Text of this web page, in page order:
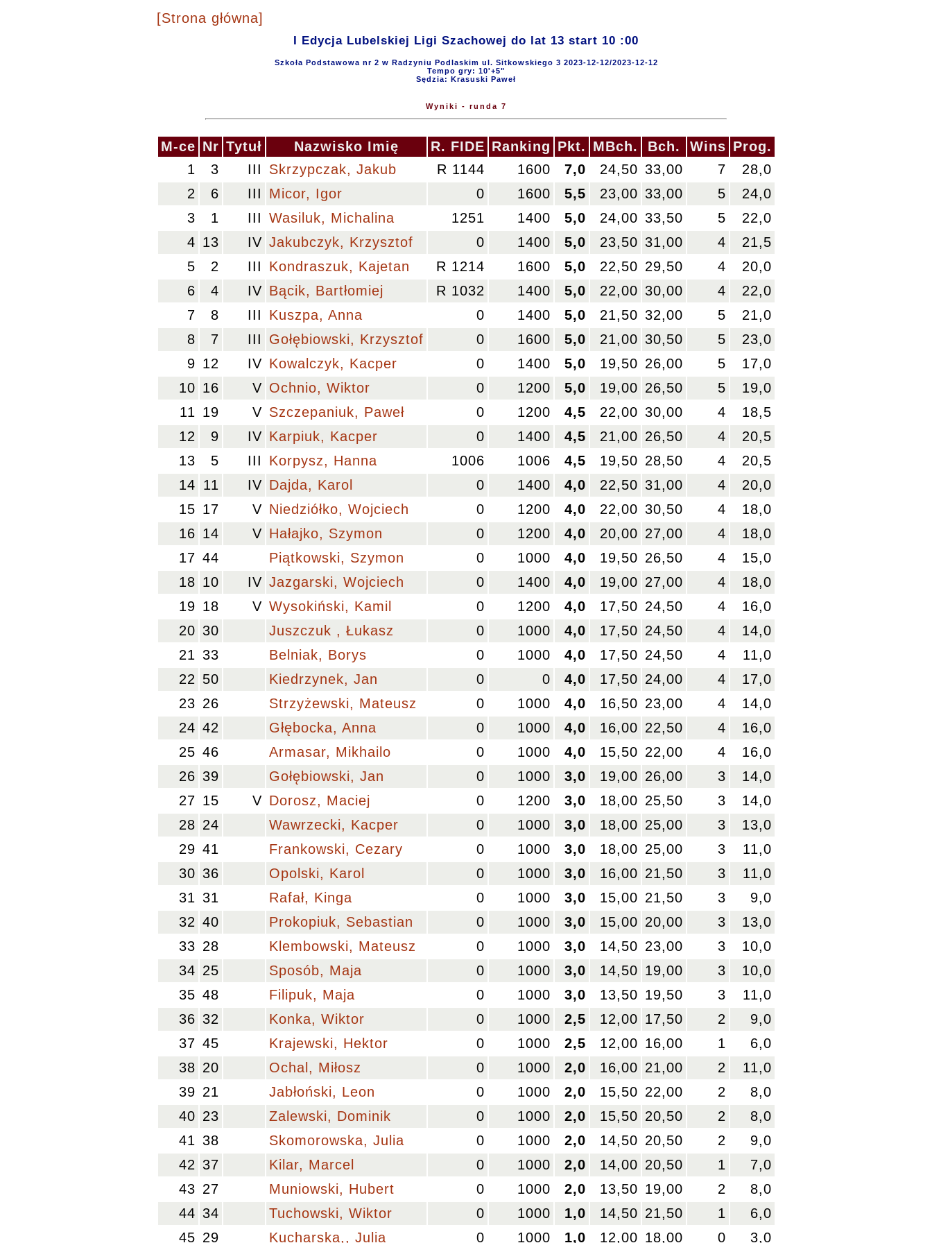
[Strona główna]
I Edycja Lubelskiej Ligi Szachowej do lat 13 start 10 :00
Szkoła Podstawowa nr 2 w Radzyniu Podlaskim ul. Sitkowskiego 3 2023-12-12/2023-12-12
Tempo gry: 10'+5"
Sędzia: Krasuski Paweł
Wyniki - runda 7
M-ce Nr Tytuł Nazwisko Imię R. FIDE Ranking Pkt. MBch. Bch. Wins Prog.
1
3 III Skrzypczak, Jakub R 1144 1600 7,0 24,50 33,00 7
28,0
2
6 III Micor, Igor 0 1600 5,5 23,00 33,00 5
24,0
3
1 III Wasiluk, Michalina 1251 1400 5,0 24,00 33,50 5
22,0
4 13 IV Jakubczyk, Krzysztof 0 1400 5,0 23,50 31,00 4
21,5
5
2 III Kondraszuk, Kajetan R 1214 1600 5,0 22,50 29,50 4
20,0
6
4 IV Bącik, Bartłomiej R 1032 1400 5,0 22,00 30,00 4
22,0
7
8 III Kuszpa, Anna 0 1400 5,0 21,50 32,00 5
21,0
8
7 III Gołębiowski, Krzysztof 0 1600 5,0 21,00 30,50 5
23,0
9 12 IV Kowalczyk, Kacper 0 1400 5,0 19,50 26,00 5
17,0
10 16 V Ochnio, Wiktor 0 1200 5,0 19,00 26,50 5
19,0
11 19 V Szczepaniuk, Paweł 0 1200 4,5 22,00 30,00 4
18,5
12
9 IV Karpiuk, Kacper 0 1400 4,5 21,00 26,50 4
20,5
13
5 III Korpysz, Hanna 1006 1006 4,5 19,50 28,50 4
20,5
14 11 IV Dajda, Karol 0 1400 4,0 22,50 31,00 4
20,0
15 17 V Niedziółko, Wojciech 0 1200 4,0 22,00 30,50 4
18,0
16 14 V Hałajko, Szymon 0 1200 4,0 20,00 27,00 4
18,0
17 44 Piątkowski, Szymon 0 1000 4,0 19,50 26,50 4
15,0
18 10 IV Jazgarski, Wojciech 0 1400 4,0 19,00 27,00 4
18,0
19 18 V Wysokiński, Kamil 0 1200 4,0 17,50 24,50 4
16,0
20 30 Juszczuk , Łukasz 0 1000 4,0 17,50 24,50 4
14,0
21 33 Belniak, Borys 0 1000 4,0 17,50 24,50 4
11,0
22 50 Kiedrzynek, Jan 0 0 4,0 17,50 24,00 4
17,0
23 26 Strzyżewski, Mateusz 0 1000 4,0 16,50 23,00 4
14,0
24 42 Głębocka, Anna 0 1000 4,0 16,00 22,50 4
16,0
25 46 Armasar, Mikhailo 0 1000 4,0 15,50 22,00 4
16,0
26 39 Gołębiowski, Jan 0 1000 3,0 19,00 26,00 3
14,0
27 15 V Dorosz, Maciej 0 1200 3,0 18,00 25,50 3
14,0
28 24 Wawrzecki, Kacper 0 1000 3,0 18,00 25,00 3
13,0
29 41 Frankowski, Cezary 0 1000 3,0 18,00 25,00 3
11,0
30 36 Opolski, Karol 0 1000 3,0 16,00 21,50 3
11,0
31 31 Rafał, Kinga 0 1000 3,0 15,00 21,50 3
9,0
32 40 Prokopiuk, Sebastian 0 1000 3,0 15,00 20,00 3
13,0
33 28 Klembowski, Mateusz 0 1000 3,0 14,50 23,00 3
10,0
34 25 Sposób, Maja 0 1000 3,0 14,50 19,00 3
10,0
35 48 Filipuk, Maja 0 1000 3,0 13,50 19,50 3
11,0
36 32 Konka, Wiktor 0 1000 2,5 12,00 17,50 2
9,0
37 45 Krajewski, Hektor 0 1000 2,5 12,00 16,00 1
6,0
38 20 Ochal, Miłosz 0 1000 2,0 16,00 21,00 2
11,0
39 21 Jabłoński, Leon 0 1000 2,0 15,50 22,00 2
8,0
40 23 Zalewski, Dominik 0 1000 2,0 15,50 20,50 2
8,0
41 38 Skomorowska, Julia 0 1000 2,0 14,50 20,50 2
9,0
42 37 Kilar, Marcel 0 1000 2,0 14,00 20,50 1
7,0
43 27 Muniowski, Hubert 0 1000 2,0 13,50 19,00 2
8,0
44 34 Tuchowski, Wiktor 0 1000 1,0 14,50 21,50 1
6,0
45 29 Kucharska,, Julia 0 1000 1,0 12,00 18,00 0 3,0